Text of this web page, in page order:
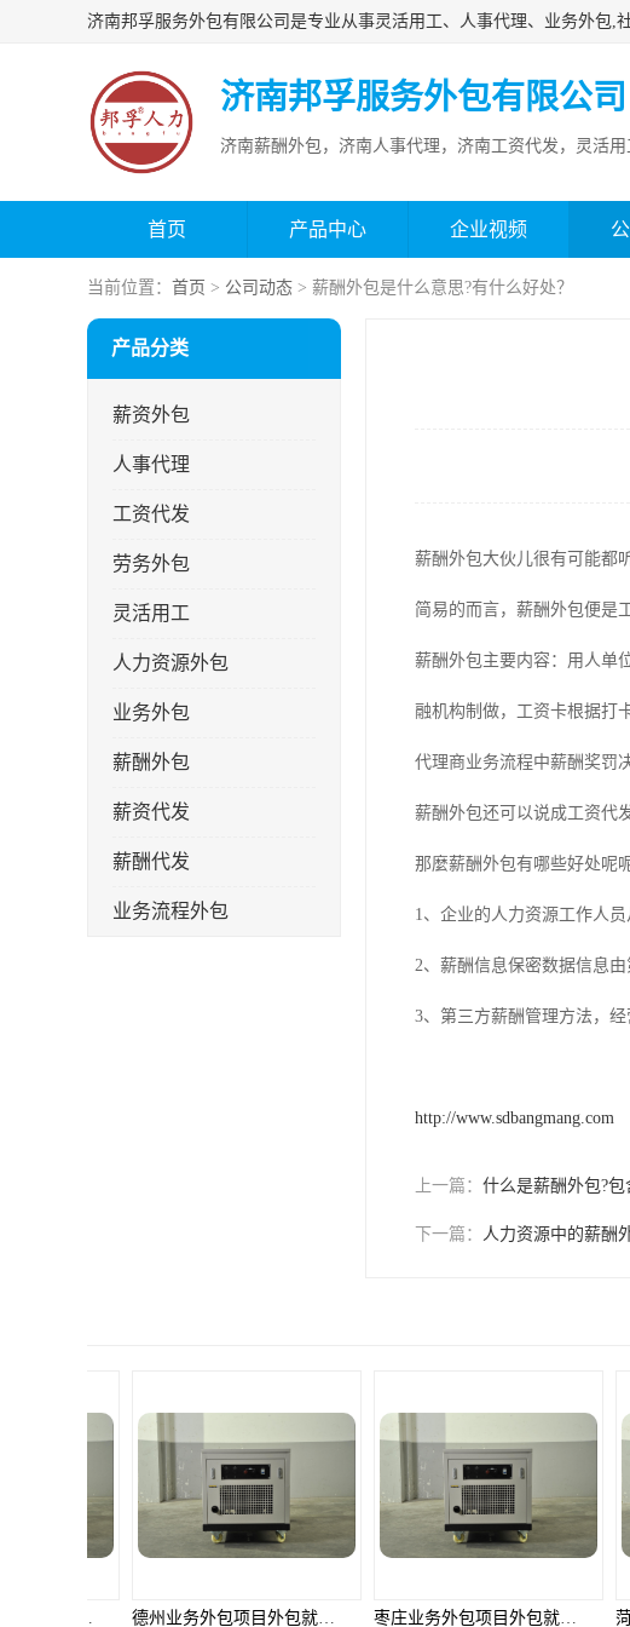
济南邦孚服务外包有限公司
济南薪酬外包，济南人事代理，济南工资代发，灵活用
首页 产品中心 企业视频
当前位置： 首页 > 公司动态 > 薪酬外包是什么意思?有什么好处？
产品分类
薪资外包
人事代理
工资代发
劳务外包
灵活用工
人力资源外包
业务外包
薪酬外包
薪资代发
薪酬代发
业务流程外包
薪酬外包大伙儿很有可能都
简易的而言，薪酬外包便是
薪酬外包主要内容：用人单
融机构制做，工资卡根据打
代理商业务流程中薪酬奖罚
薪酬外包还可以说成工资代
那麼薪酬外包有哪些好处呢
1、企业的人力资源工作人
2、薪酬信息保密数据信息
3、第三方薪酬管理方法，经
http://www.sdbangmang.com
上一篇： 什么是薪酬外包?包
下一篇： 人力资源中的薪酬
德州业务外包项目外包就选邦孚人力_全方位企业用工解决方案 枣庄业务外包项目外包就选邦孚人力_全方位企业用工解决方案